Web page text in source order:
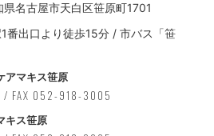
名古屋市天白区笹原町1701
番出口より徒歩15分 / 市バス「笹
アマキス笹原
FAX 052-918-3005
キス笹原